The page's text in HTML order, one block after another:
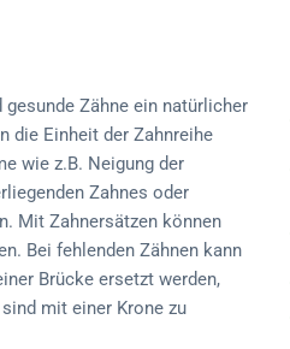
Ungarn muss
sein!
Zähne ein natürlicher
die Einheit der Zahnreihe
wie z.B. Neigung der
Zahnes oder
Mit Zahnersätzen können
Bei fehlenden Zähnen kann
Brücke ersetzt werden,
mit einer Krone zu